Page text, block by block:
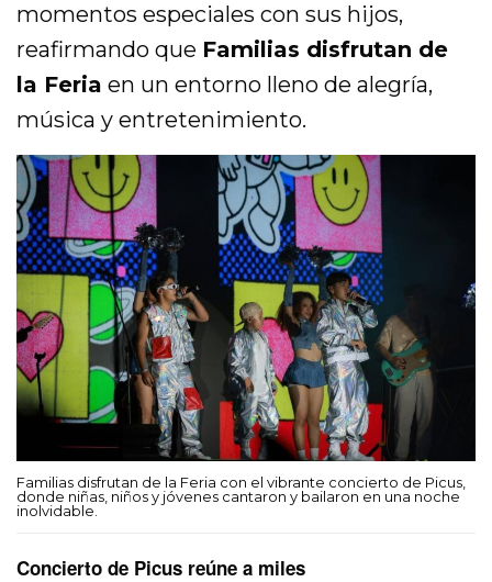
momentos especiales con sus hijos,
reafirmando que Familias disfrutan de
la Feria en un entorno lleno de alegría,
música y entretenimiento.
Familias disfrutan de la Feria con el vibrante concierto de Picus,
donde niñas, niños y jóvenes cantaron y bailaron en una noche
inolvidable.
Concierto de Picus reúne a miles